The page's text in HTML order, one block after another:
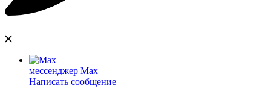
мессенджер Max
Написать сообщение